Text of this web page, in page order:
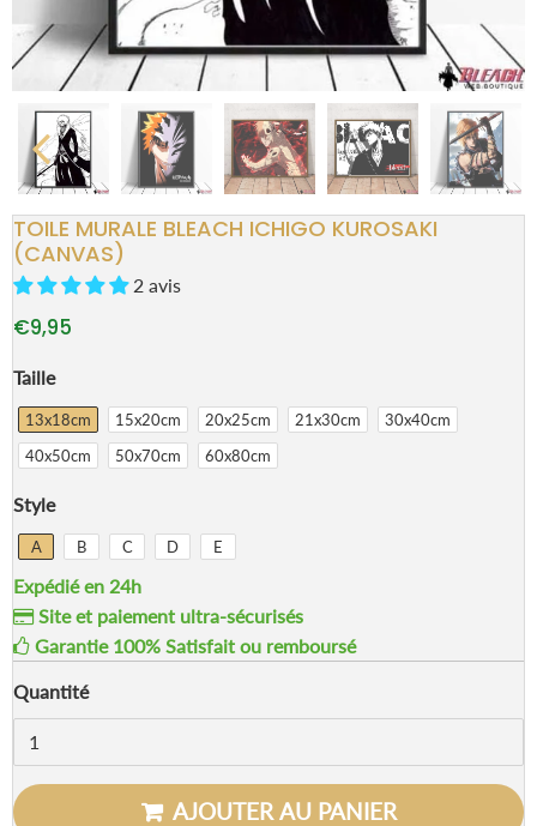
TOILE MURALE BLEACH ICHIGO KUROSAKI
(CANVAS)
2 avis
€9,95
Taille
13x18cm 15x20cm 20x25cm 21x30cm
30x40cm
40x50cm
50x70cm 60x80cm
Style
A B C D E
Expédié en 24h
Site et paiement ultra-sécurisés
Garantie 100% Satisfait ou remboursé
Quantité
AJOUTER AU PANIER